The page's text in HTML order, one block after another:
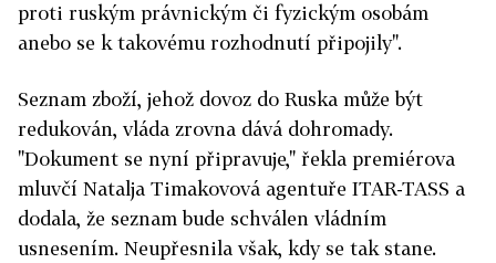
proti ruským právnickým či fyzickým osobám
anebo se k takovému rozhodnutí připojily".
Seznam zboží, jehož dovoz do Ruska může být
redukován, vláda zrovna dává dohromady.
"Dokument se nyní připravuje," řekla premiérova
mluvčí Natalja Timakovová agentuře ITAR-TASS a
dodala, že seznam bude schválen vládním
usnesením. Neupřesnila však, kdy se tak stane.